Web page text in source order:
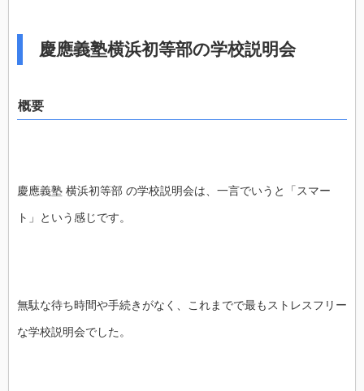
慶應義塾横浜初等部の学校説明会
概要
慶應義塾 横浜初等部 の学校説明会は、一言でいうと「スマー
ト」という感じです。
無駄な待ち時間や手続きがなく、これまでで最もストレスフリー
な学校説明会でした。